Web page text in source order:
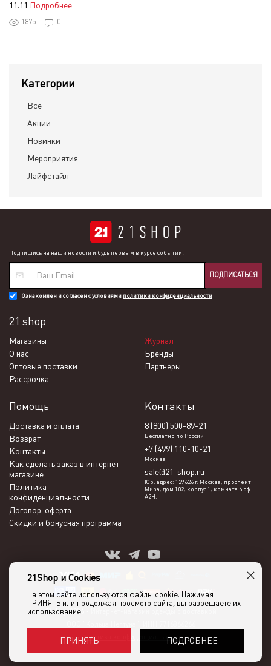
11.11 Подробнее
1875 0
Категории
Все
Акции
Новинки
Мероприятия
Лайфстайл
Подпишись на наши новости и будь первым в курсе событий!
ПОДПИСАТЬСЯ
Ознакомлен и согласен с условиями политики конфиденциальности
21 shop
Магазины
Журнал
О нас
Бренды
Оптовые поставки
Партнеры
Рассрочка
Помощь
Доставка и оплата
Возврат
Контакты
Как сделать заказ в интернет-
магазине
Политика
конфиденциальности
Договор-оферта
Скидки и бонусная программа
Контакты
8 (800) 500-89-21
Бесплатно по России
+7 (499) 110-10-21
Москва
sale@21-shop.ru
Юр. адрес: 129626 г. Москва, проспект
Мира, дом 102, корпус 1, комната 6 оф
А2Н.
21shop 2026 -
Политика конфиденциальности
21Shop и Cookies
На этом сайте используются файлы cookie. Нажимая
ПРИНЯТЬ или продолжая просмотр сайта, вы разрешаете их
использование.
ПРИНЯТЬ ПОДРОБНЕЕ
×